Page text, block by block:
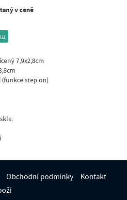
v ceně
7,9x2,8cm
step on)
Obchodní podmínky
Kontakt